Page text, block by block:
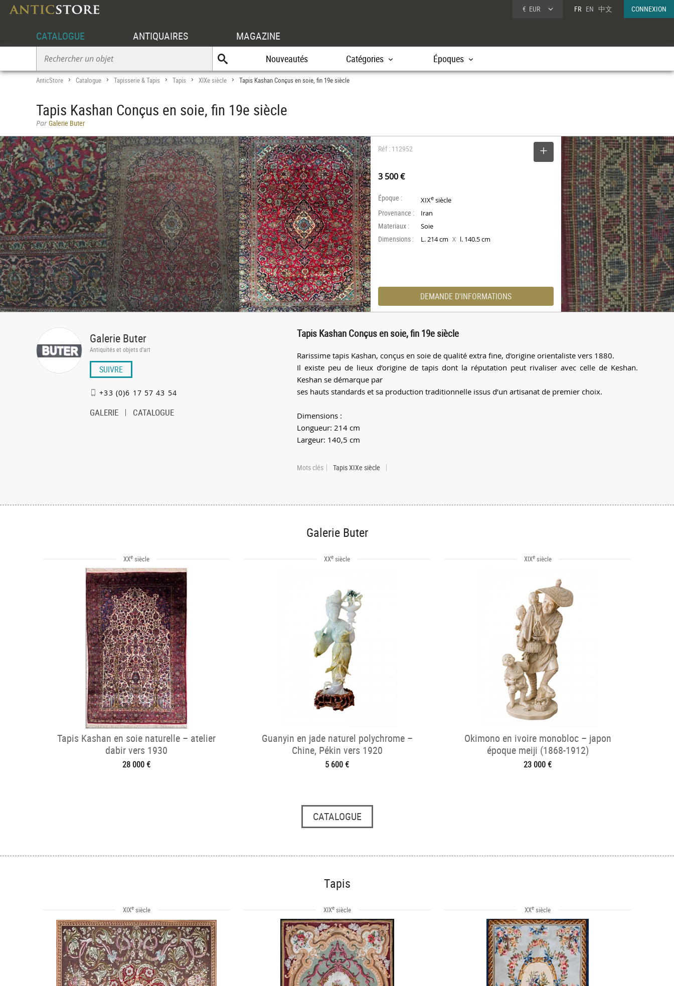
€ EUR FR EN 中文 CONNEXION
CATALOGUE ANTIQUAIRES MAGAZINE
Nouveautés Catégories Époques
AnticStore > Catalogue > Tapisserie & Tapis > Tapis > XIXe siècle > Tapis Kashan Conçus en soie, fin 19e siècle
Tapis Kashan Conçus en soie, fin 19e siècle
ParGalerie Buter
Réf : 112952
3 500 €
Époque : XIXe siècle
Provenance : Iran
Materiaux : Soie
Dimensions : L. 214 cm X l. 140.5 cm
DEMANDE D'INFORMATIONS
Galerie Buter
Antiquités et objets d’art
SUIVRE
+33 (0)6 17 57 43 54
GALERIE CATALOGUE
Tapis Kashan Conçus en soie, fin 19e siècle
Rarissime tapis Kashan, conçus en soie de qualité extra fine, d'origine orientaliste vers 1880.
Il existe peu de lieux d’origine de tapis dont la réputation peut rivaliser avec celle de Keshan.
Keshan se démarque par
ses hauts standards et sa production traditionnelle issus d’un artisanat de premier choix.
Dimensions :
Longueur: 214 cm
Largeur: 140,5 cm
Mots clés Tapis XIXe siècle
Galerie Buter
XXe siècle
Tapis Kashan en soie naturelle – atelier
dabir vers 1930
28 000 €
XXe siècle
Guanyin en jade naturel polychrome –
Chine, Pékin vers 1920
5 600 €
XIXesiècle
Okimono en ivoire monobloc – japon
époque meiji (1868-1912)
23 000 €
CATALOGUE
Tapis
XIXesiècle XIXesiècle XXe siècle